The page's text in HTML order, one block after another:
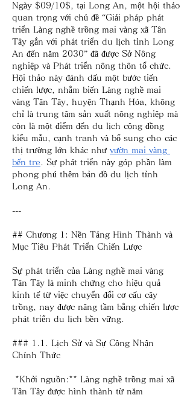
Ngày $09/10$, tại Long An, một hội thảo
quan trọng với chủ đề “Giải pháp phát
triển Làng nghề trồng mai vàng xã Tân
Tây gắn với phát triển du lịch tỉnh Long
An đến năm 2030” đã được Sở Nông
nghiệp và Phát triển nông thôn tổ chức.
Hội thảo này đánh dấu một bước tiến
chiến lược, nhằm biến Làng nghề mai
vàng Tân Tây, huyện Thạnh Hóa, không
chỉ là trung tâm sản xuất nông nghiệp mà
còn là một điểm đến du lịch cộng đồng
kiểu mẫu, cạnh tranh và bổ sung cho các
thị trường lớn khác như vườn mai vàng
bến tre . Sự phát triển này góp phần làm
phong phú thêm bản đồ du lịch tỉnh
Long An.
---
## Chương 1: Nền Tảng Hình Thành và
Mục Tiêu Phát Triển Chiến Lược
Sự phát triển của Làng nghề mai vàng
Tân Tây là minh chứng cho hiệu quả
kinh tế từ việc chuyển đổi cơ cấu cây
trồng, nay được nâng tầm bằng chiến lược
phát triển du lịch bền vững.
### 1.1. Lịch Sử và Sự Công Nhận
Chính Thức
*Khởi nguồn:** Làng nghề trồng mai xã
Tân Tây được hình thành từ năm